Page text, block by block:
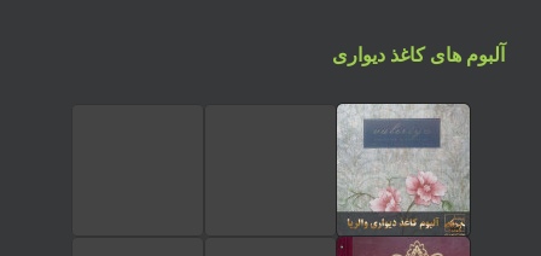
آلبوم های کاغذ دیواری